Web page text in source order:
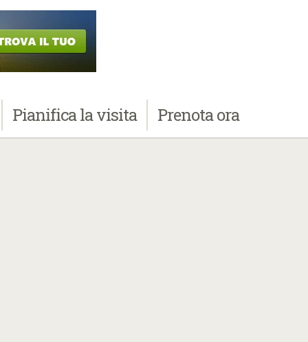
Pianificala visita Prenotaora